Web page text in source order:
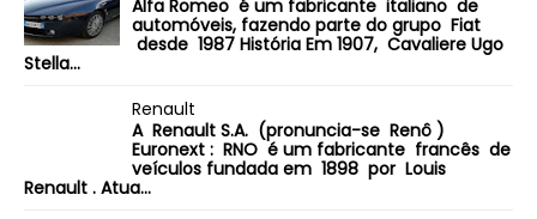
Alfa Romeo é um fabricante italiano de
automóveis, fazendo parte do grupo Fiat
desde 1987 História Em 1907, Cavaliere Ugo
Stella...
Renault
A Renault S.A. (pronuncia-se Renô )
Euronext : RNO é um fabricante francês de
veículos fundada em 1898 por Louis
Renault . Atua...